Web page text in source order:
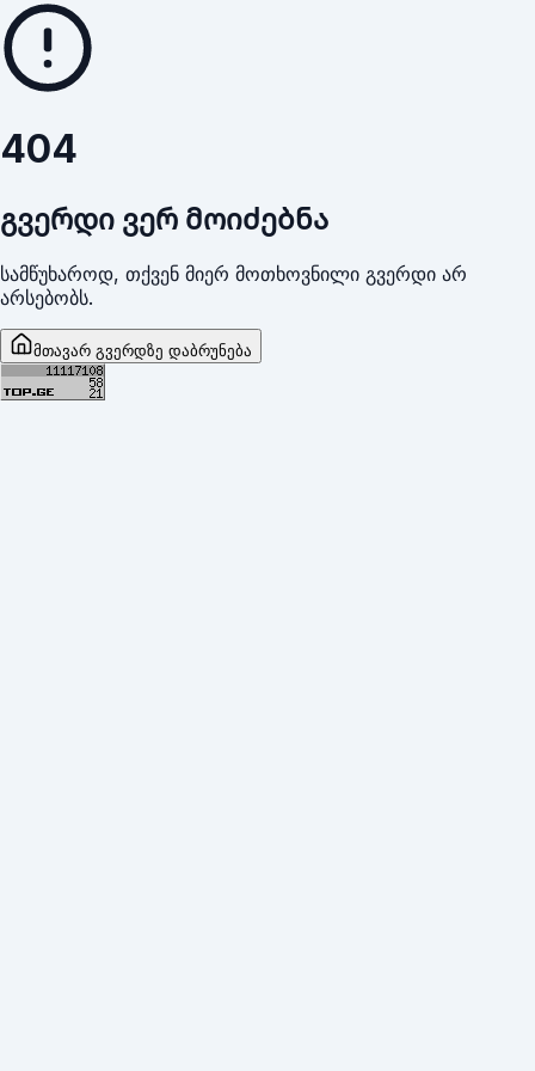
404
გვერდი ვერ მოიძებნა
სამწუხაროდ, თქვენ მიერ მოთხოვნილი გვერდი არ
არსებობს.
მთავარ გვერდზე დაბრუნება